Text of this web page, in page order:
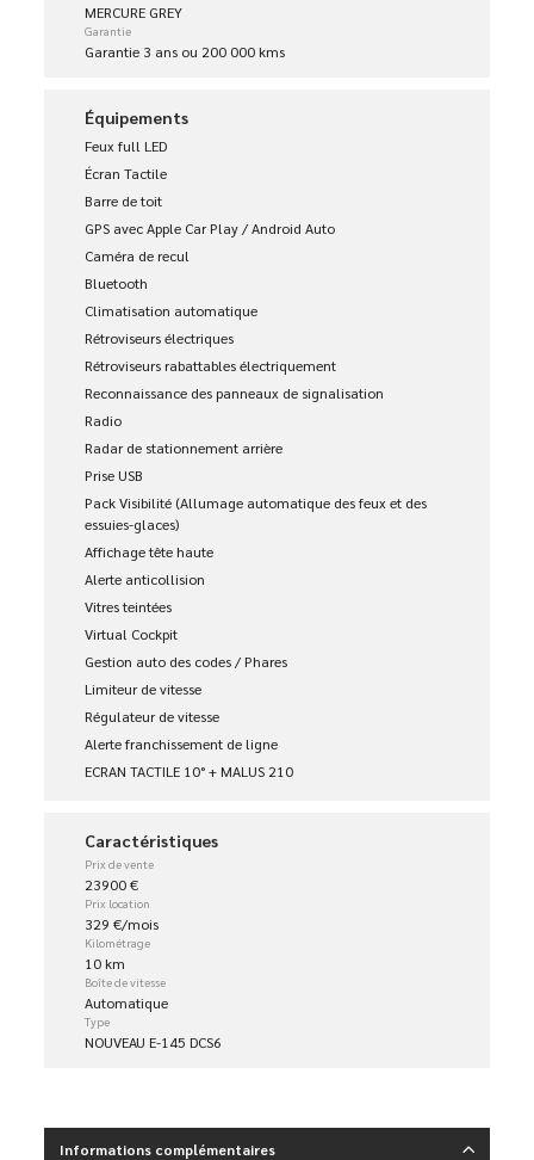
MERCURE GREY
Garantie
Garantie 3 ans ou 200 000 kms
Équipements
Feux full LED
Écran Tactile
Barre de toit
GPS avec Apple Car Play / Android Auto
Caméra de recul
Bluetooth
Climatisation automatique
Rétroviseurs électriques
Rétroviseurs rabattables électriquement
Reconnaissance des panneaux de signalisation
Radio
Radar de stationnement arrière
Prise USB
Pack Visibilité (Allumage automatique des feux et des
essuies-glaces)
Affichage tête haute
Alerte anticollision
Vitres teintées
Virtual Cockpit
Gestion auto des codes / Phares
Limiteur de vitesse
Régulateur de vitesse
Alerte franchissement de ligne
ECRAN TACTILE 10° + MALUS 210
Caractéristiques
Prix de vente
23900 €
Prix location
329 €/mois
Kilométrage
10 km
Boîte de vitesse
Automatique
Type
NOUVEAU E-145 DCS6
Informations complémentaires